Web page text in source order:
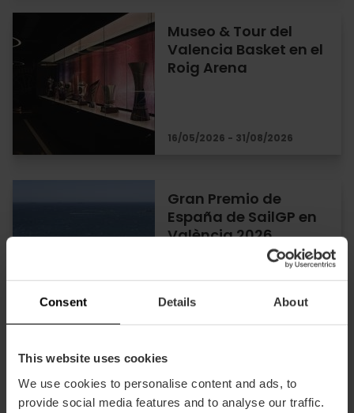
Consent Details About
This website uses cookies
We use cookies to personalise content and ads, to
provide social media features and to analyse our traffic.
Museo & Tour del
Valencia Basket en el
Roig Arena
16/05/2026 - 31/08/2026
Gran Premio de
España de SailGP en
València 2026
05/09/2026 - 06/09/2026
Ricardo Tormo de
València en 2026